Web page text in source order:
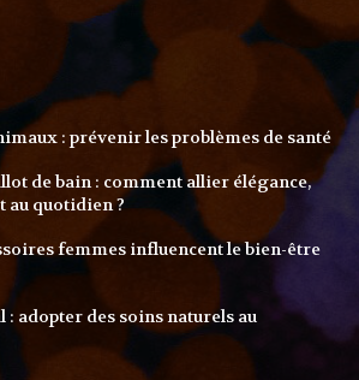
: prévenir les problèmes de santé
de bain : comment allier élégance,
au quotidien ?
femmes influencent le bien-être
adopter des soins naturels au